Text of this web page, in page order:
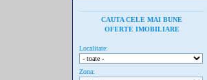
CAUTA CELE MAI BUNE
OFERTE IMOBILIARE
Localitate:
Zona: